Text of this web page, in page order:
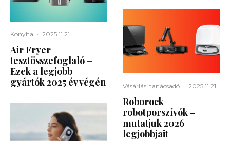
Konyha · 2025.11.21.
Air Fryer
tesztösszefoglaló –
Ezek a legjobb
gyártók 2025 év végén
Vásárlási tanácsadó · 2025.11.21.
Roborock
robotporszívók –
mutatjuk 2026
legjobbjait